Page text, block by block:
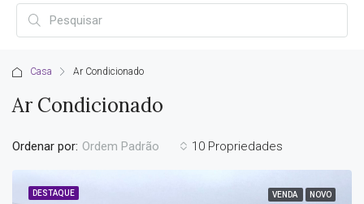
Casa Ar Condicionado
Ar Condicionado
10 Propriedades
Ordenar por: Ordem Padrão
DESTAQUE VENDA NOVO